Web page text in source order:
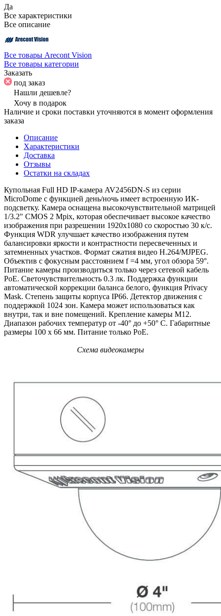
Да
Все характеристики
Все описание
Все товары Arecont Vision
Все товары категории
Заказать
под заказ
Нашли дешевле?
Хочу в подарок
Наличие и сроки поставки уточняются в момент оформления
заказа
Описание
Характеристики
Доставка
Отзывы
Остатки на складах
Купольная Full HD IP-камера AV2456DN-S из серии
MicroDome с функцией день/ночь имеет встроенную ИК-
подсветку. Камера оснащена высокочувствительной матрицей
1/3.2" CMOS 2 Mpix, которая обеспечивает высокое качество
изображения при разрешении 1920x1080 со скоростью 30 к/с.
Функция WDR улучшает качество изображения путем
балансировки яркости и контрастности пересвеченных и
затемненных участков. Формат сжатия видео H.264/MJPEG.
Объектив с фокусным расстоянием f =4 мм, угол обзора 59°.
Питание камеры производиться только через сетевой кабель
PoE. Светочувствительность 0.3 лк. Поддержка функции
автоматической коррекции баланса белого, функция Privacy
Mask. Степень защиты корпуса IP66. Детектор движения с
поддержкой 1024 зон. Камера может использоваться как
внутри, так и вне помещений. Крепление камеры М12.
Диапазон рабочих температур от -40° до +50° С. Габаритные
размеры 100 х 66 мм. Питание только PoE.
Схема видеокамеры